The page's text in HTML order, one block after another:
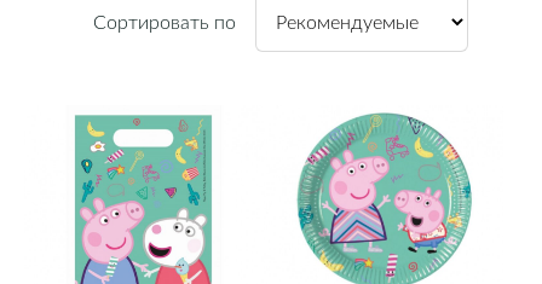
Сортировать по